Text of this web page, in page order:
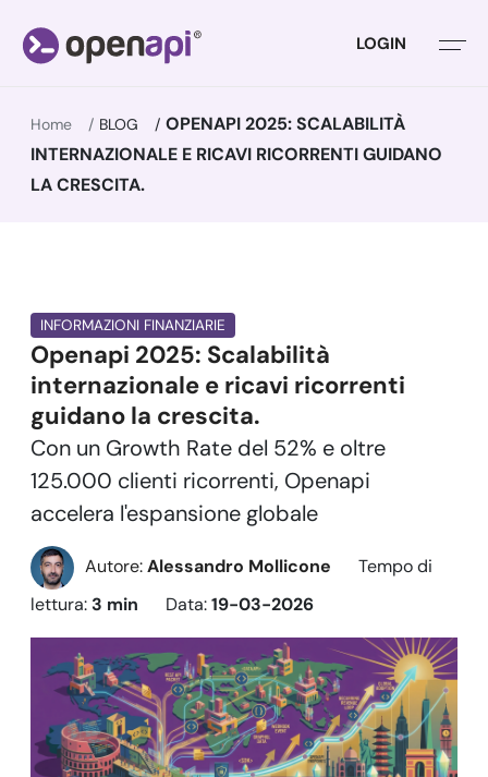
LOGIN
Home BLOG
OPENAPI 2025: SCALABILITÀ
INTERNAZIONALE E RICAVI RICORRENTI GUIDANO
LA CRESCITA.
INFORMAZIONI FINANZIARIE
Openapi 2025: Scalabilità
internazionale e ricavi ricorrenti
guidano la crescita.
Con un Growth Rate del 52% e oltre
125.000 clienti ricorrenti, Openapi
accelera l'espansione globale
Autore:Alessandro Mollicone
Tempo di
lettura: 3 min Data:19-03-2026